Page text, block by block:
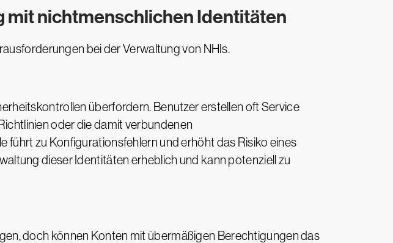
mit nichtmenschlichen Identitäten
bei der Verwaltung von NHIs.
überfordern. Benutzer erstellen oft Service
oder die damit verbundenen
zu Konfigurationsfehlern und erhöht das Risiko eines
dieser Identitäten erheblich und kann potenziell zu
doch können Konten mit übermäßigen Berechtigungen das